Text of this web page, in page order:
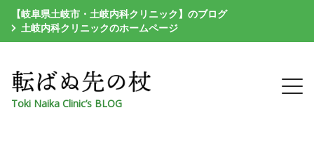
【岐阜県土岐市・土岐内科クリニック】のブログ
土岐内科クリニックのホームページ
Toki Naika Clinic’s BLOG